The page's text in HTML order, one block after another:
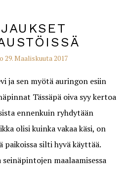
29. Maaliskuuta 2017
ja sen myötä auringon esiin
Tässäpä oiva syy kertoa
ennenkuin ryhdytään
olisi kuinka vakaa käsi, on
paikoissa silti hyvä käyttää.
maalaamisessa